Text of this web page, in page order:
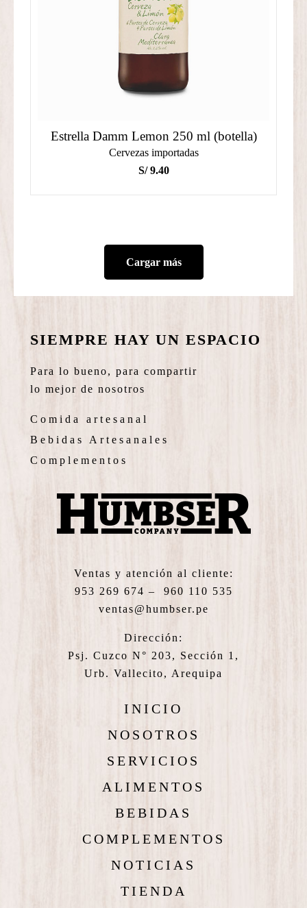
Estrella Damm Lemon 250 ml (botella)
Cervezas importadas
S/9.40
Cargar más
SIEMPRE HAY UN ESPACIO
Para lo bueno, para compartir
lo mejor de nosotros
Comida artesanal
Bebidas Artesanales
Complementos
Ventas y atención al cliente:
953 269 674 – 960 110 535
ventas@humbser.pe
Dirección:
Psj. Cuzco N° 203, Sección 1,
Urb. Vallecito, Arequipa
INICIO
NOSOTROS
SERVICIOS
ALIMENTOS
BEBIDAS
COMPLEMENTOS
NOTICIAS
TIENDA